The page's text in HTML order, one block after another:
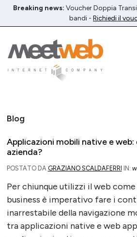
Breaking news: Voucher Doppia
bandi - Richiedi il
Blog
Applicazioni mobili native e
azienda?
POSTATO DA GRAZIANO SCALDAFERRI IN:
Per chiunque utilizzi il web
business è imperativo fare i
inarrestabile della navigazione
tra applicazioni native e web